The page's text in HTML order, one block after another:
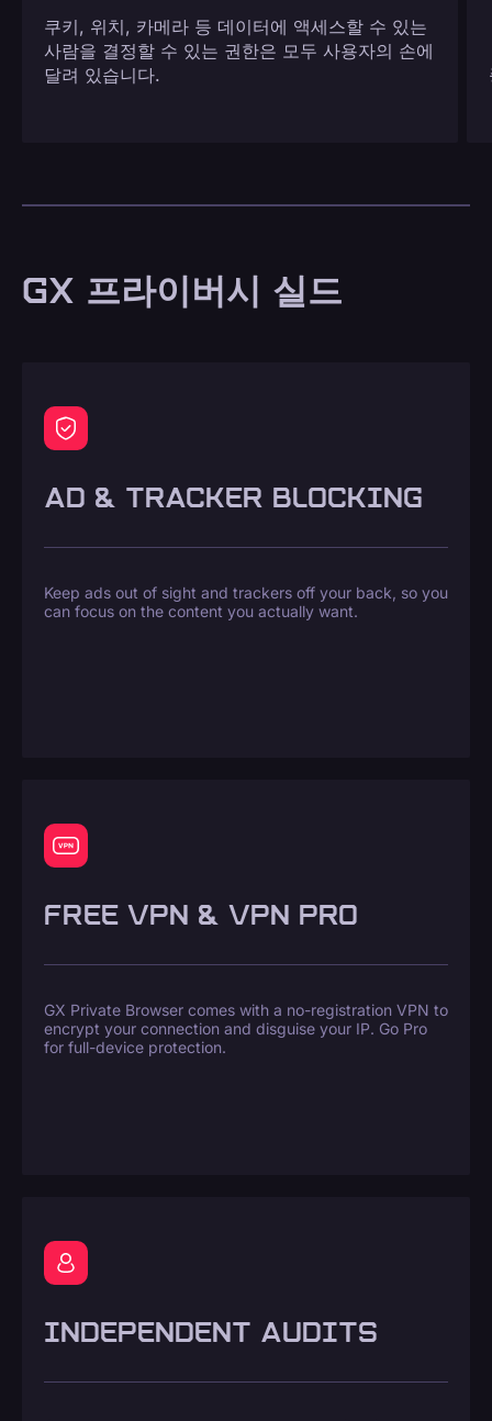
쿠키, 위치, 카메라 등 데이터에 액세스할 수 있는
사람을 결정할 수 있는 권한은 모두 사용자의 손에
달려 있습니다.
GX 프라이버시 실드
AD & TRACKER BLOCKING
Keep ads out of sight and trackers off your back, so you
can focus on the content you actually want.
FREE VPN & VPN PRO
GX Private Browser comes with a no-registration VPN to
encrypt your connection and disguise your IP. Go Pro
for full-device protection.
INDEPENDENT AUDITS